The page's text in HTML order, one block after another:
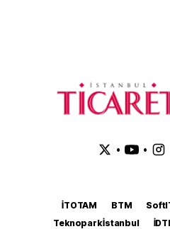
• •
İTOTAM BTM
Teknopark İstanbul